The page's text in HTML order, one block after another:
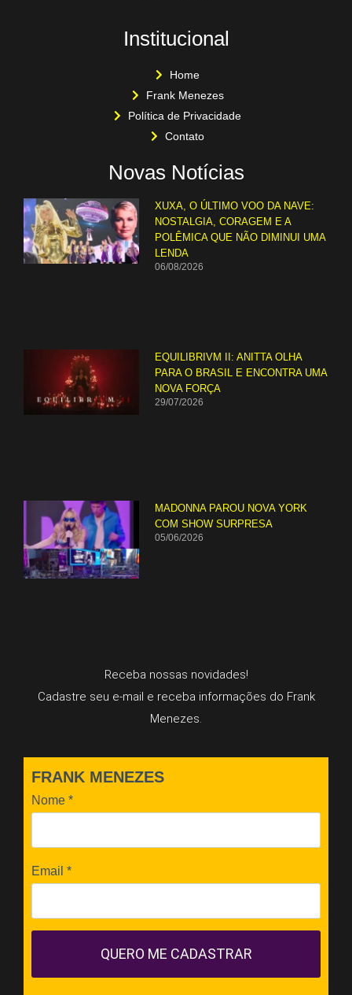
Institucional
Home
Frank Menezes
Política de Privacidade
Contato
Novas Notícias
XUXA, O ÚLTIMO VOO DA NAVE:
NOSTALGIA, CORAGEM E A
POLÊMICA QUE NÃO DIMINUI UMA
LENDA
06/08/2026
EQUILIBRIVM II: ANITTA OLHA
PARA O BRASIL E ENCONTRA UMA
NOVA FORÇA
29/07/2026
MADONNA PAROU NOVA YORK
COM SHOW SURPRESA
05/06/2026
Receba nossas novidades!
Cadastre seu e-mail e receba informações do Frank
Menezes.
FRANK MENEZES
Nome *
Email *
QUERO ME CADASTRAR